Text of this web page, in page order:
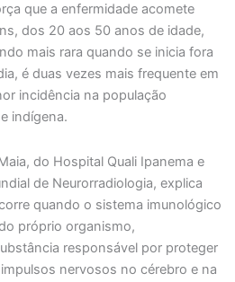
que a enfermidade acomete
dos 20 aos 50 anos de idade,
mais rara quando se inicia fora
é duas vezes mais frequente em
incidência na população
indígena.
do Hospital Quali Ipanema e
de Neurorradiologia, explica
quando o sistema imunológico
próprio organismo,
responsável por proteger
nervosos no cérebro e na